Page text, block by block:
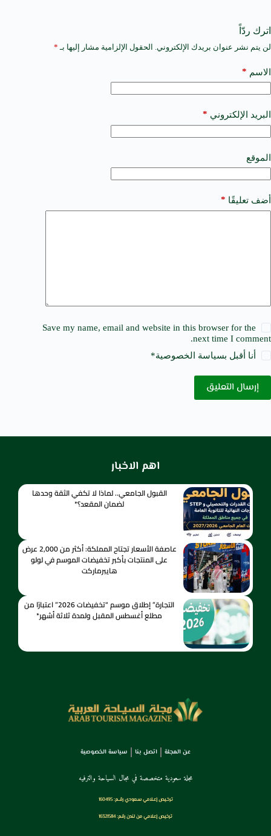
اترك ردّاً
لن يتم نشر عنوان بريدك الإلكتروني. الحقول الإلزامية مشار إليها بـ *
الاسم *
البريد الإلكتروني *
الموقع
أضف تعليقًا *
Save my name, email and website in this browser for the
next time I comment.
أنا أقبل بسياسة الخصوصية*
إرسال التعليق
A
t
e
a
t
i
e
:
اهم الاخبار
القبول الجامعي.. لماذا لا تكفي الثقة وحدها
لضمان المقعد؟*
عاصفة الأسعار تجتاح المملكة: أكثر من 2,000 عرض
على المنتجات بأكبر تخفيضات الموسم في لولو
هايبرماركت
التجارة” إطلاق موسم “تخفيضات 2026” اعتبارًا من
مطلع أغسطس المقبل ولمدة ثلاثة أشهر*
عن المجلة اتصل بنا سياسة الخصوصية
مجلة سعودية متخصصة في مجال السياحة والترفيه
ترخـيص إعـلامي سـعودي رقــم: 160495
ترخيص إعلامي من لندن رقم: 16321584